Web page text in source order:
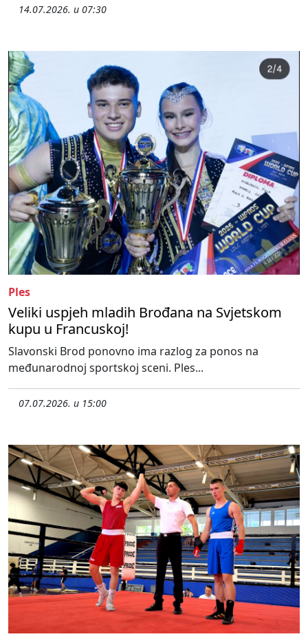
14.07.2026. u 07:30
Ples
Veliki uspjeh mladih Brođana na Svjetskom
kupu u Francuskoj!
Slavonski Brod ponovno ima razlog za ponos na
međunarodnoj sportskoj sceni. Ples...
07.07.2026. u 15:00